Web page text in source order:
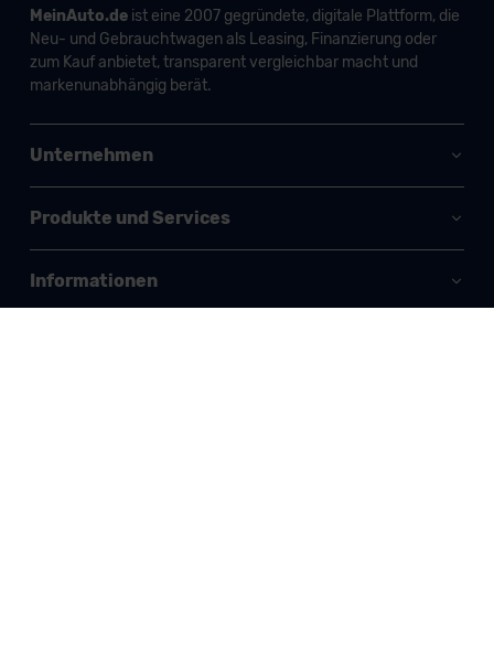
MeinAuto.deist eine 2007 gegründete, digitale Plattform, die
Neu- und Gebrauchtwagen als Leasing, Finanzierung oder
zum Kauf anbietet, transparent vergleichbar macht und
markenunabhängig berät.
Unternehmen
Produkte und Services
Informationen